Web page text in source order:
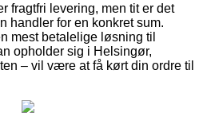
fragtfri levering, men tit er det
handler for en konkret sum.
mest betalelige løsning til
opholder sig i Helsingør,
– vil være at få kørt din ordre til